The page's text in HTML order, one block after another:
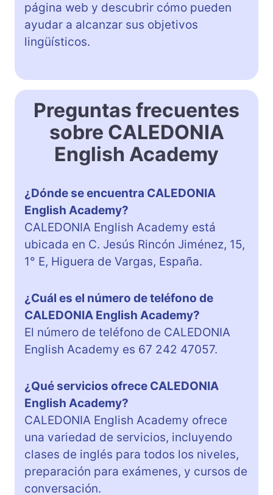
página web y descubrir cómo pueden
ayudar a alcanzar sus objetivos
lingüísticos.
Preguntas frecuentes
sobre CALEDONIA
English Academy
¿Dónde se encuentra CALEDONIA
English Academy?
CALEDONIA English Academy está
ubicada en C. Jesús Rincón Jiménez, 15,
1° E, Higuera de Vargas, España.
¿Cuál es el número de teléfono de
CALEDONIA English Academy?
El número de teléfono de CALEDONIA
English Academy es 67 242 47057.
¿Qué servicios ofrece CALEDONIA
English Academy?
CALEDONIA English Academy ofrece
una variedad de servicios, incluyendo
clases de inglés para todos los niveles,
preparación para exámenes, y cursos de
conversación.